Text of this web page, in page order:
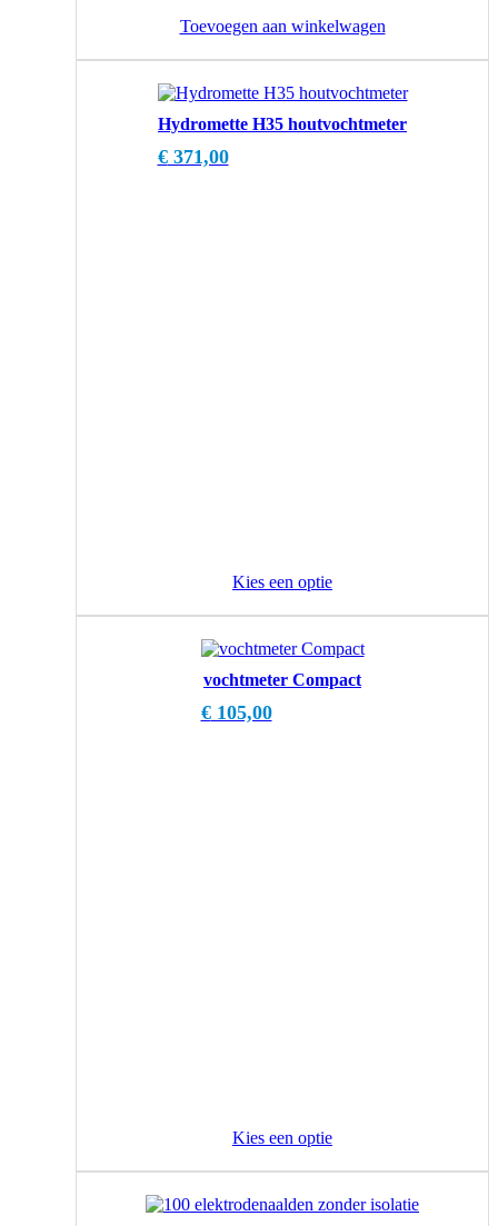
Toevoegen aan winkelwagen
Hydromette H35 houtvochtmeter
€371,00
Kies een optie
vochtmeter Compact
€105,00
Kies een optie